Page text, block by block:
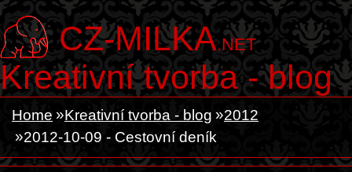
CZ-MILKA.NET
Kreativní tvorba - blog
Home Kreativní tvorba - blog
2012
2012-10-09 - Cestovní deník